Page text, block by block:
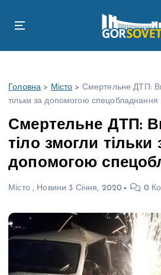
Головна > Місто > Смертельне ДТП:
тільки за допомогою спецобладнання
Смертельне ДТП:
тіло змогли тільки
допомогою
Місто, Новини 3 Січня, 2020 0